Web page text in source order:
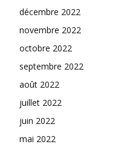
décembre 2022
novembre 2022
octobre 2022
septembre 2022
août 2022
juillet 2022
juin 2022
mai 2022